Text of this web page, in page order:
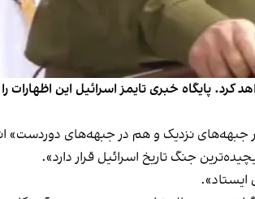
پایگاه خبری تایمز اسرائیل این اظهارات
جنگ تاریخ اسرائیل قرار دارد».
ایستاد».